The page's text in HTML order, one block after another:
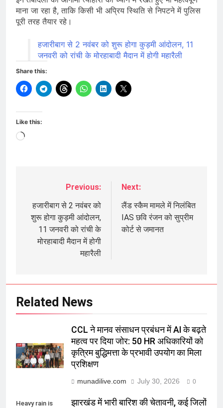
माना जा रहा है, ताकि किसी भी अप्रिय स्थिति से निपटने में पुलिस
पूरी तरह तैयार रहे।
हजारीबाग से 2 नवंबर को शुरू होगा कुड़मी आंदोलन, 11
जनवरी को रांची के मोरहाबादी मैदान में होगी महारैली
Share this:
Like this:
Loading…
navigation
Previous:
हजारीबाग से 2 नवंबर को
शुरू होगा कुड़मी आंदोलन,
11 जनवरी को रांची के
मोरहाबादी मैदान में होगी
महारैली
Next:
लैंड स्कैम मामले में निलंबित
IAS छवि रंजन को सुप्रीम
कोर्ट से जमानत
Related News
CCL ने मानव संसाधन प्रबंधन में AI के बढ़ते
महत्व पर दिया जोर: 50 HR अधिकारियों को
कृत्रिम बुद्धिमत्ता के प्रभावी उपयोग का मिला
प्रशिक्षण
munadilive.com July 30, 2026 0
Heavy rain is
झारखंड में भारी बारिश की चेतावनी, कई जिलों